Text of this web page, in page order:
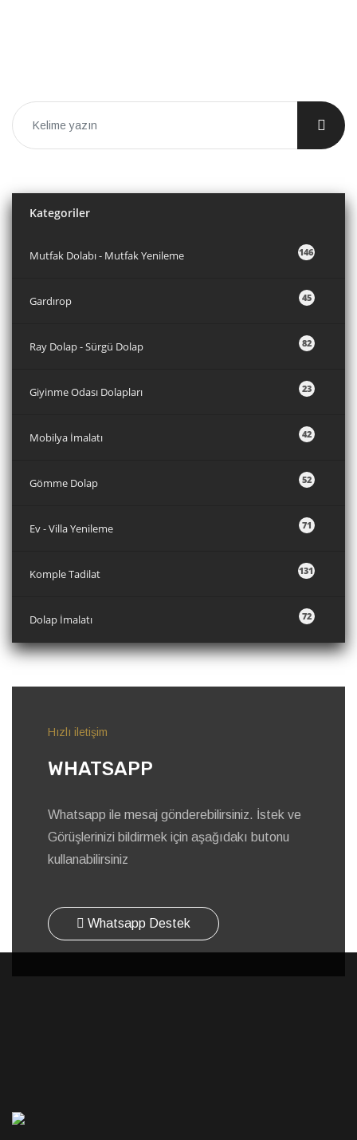
Kategoriler
146
Mutfak Dolabı - Mutfak Yenileme
45
Gardırop
82
Ray Dolap - Sürgü Dolap
23
Giyinme Odası Dolapları
42
Mobilya İmalatı
52
Gömme Dolap
71
Ev - Villa Yenileme
131
Komple Tadilat
72
Dolap İmalatı
Hızlı iletişim
WHATSAPP
Whatsapp ile mesaj gönderebilirsiniz. İstek ve
Görüşlerinizi bildirmek için aşağıdakı butonu
kullanabilirsiniz
Whatsapp Destek